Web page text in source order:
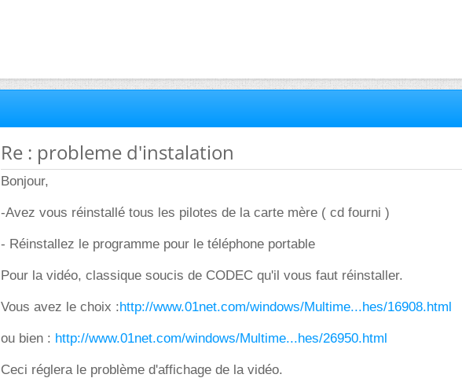
Re : probleme d'instalation
Bonjour,
-Avez vous réinstallé tous les pilotes de la carte mère ( cd fourni )
- Réinstallez le programme pour le téléphone portable
Pour la vidéo, classique soucis de CODEC qu'il vous faut réinstaller.
Vous avez le choix :http://www.01net.com/windows/Multime...hes/16908.html
ou bien : http://www.01net.com/windows/Multime...hes/26950.html
Ceci réglera le problème d'affichage de la vidéo.